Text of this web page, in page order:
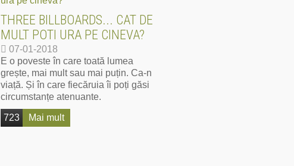
THREE BILLBOARDS... CAT DE
MULT POTI URA PE CINEVA?
07-01-2018
E o poveste în care toată lumea
grește, mai mult sau mai puțin. Ca-n
viață. Și în care fiecăruia îi poți găsi
circumstanțe atenuante.
Mai mult
723